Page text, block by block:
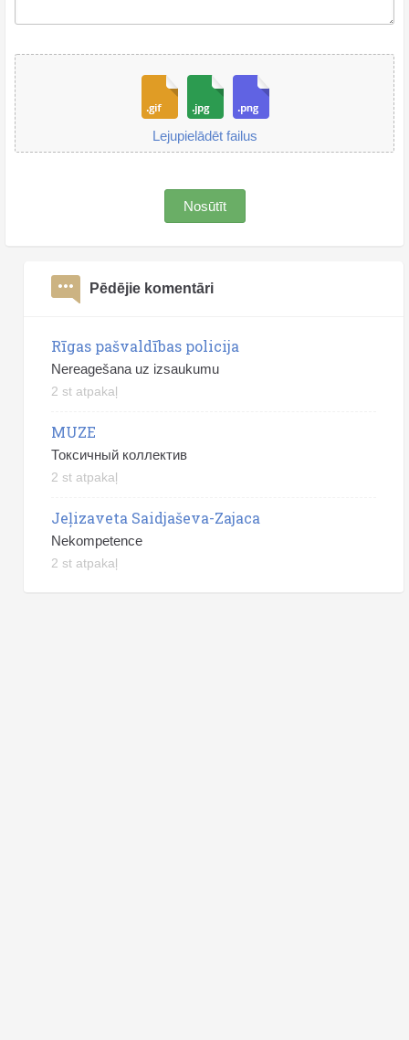
Lejupielādēt failus
Nosūtīt
Pēdējie komentāri
Rīgas pašvaldības policija
Nereagešana uz izsaukumu
2 st atpakaļ
MUZE
Токсичный коллектив
2 st atpakaļ
Jeļizaveta Saidjaševa-Zajaca
Nekompetence
2 st atpakaļ